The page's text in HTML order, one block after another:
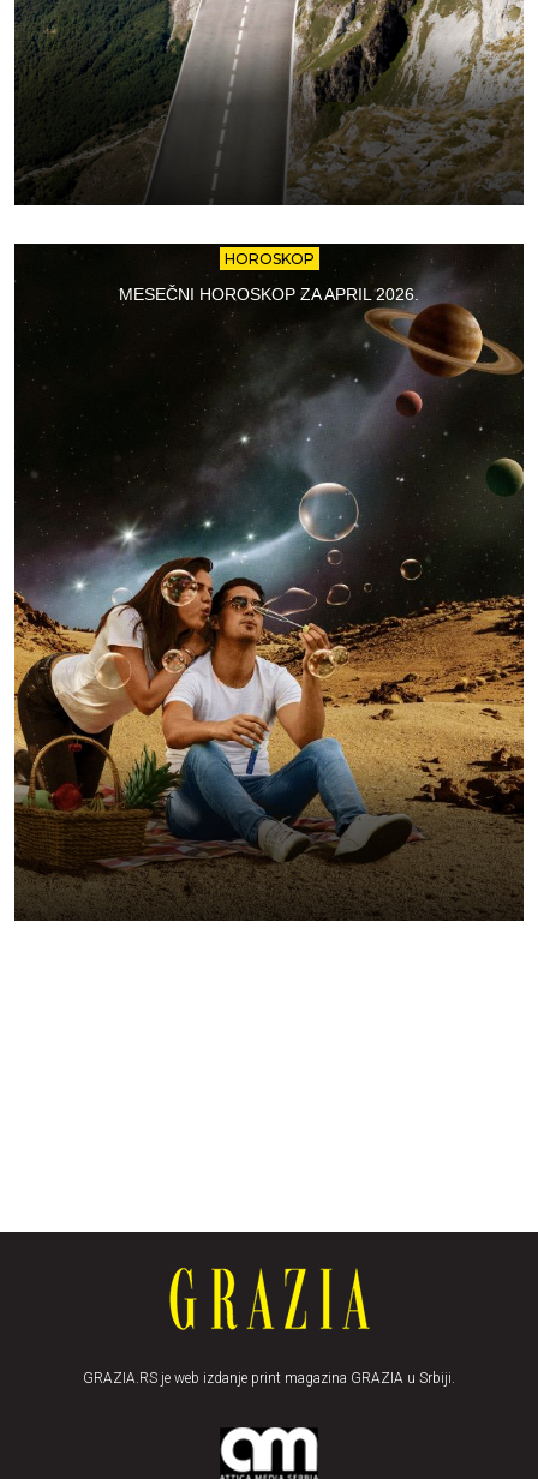
HOROSKOP
MESEČNI HOROSKOP ZA APRIL 2026.
GRAZIA.RS je web izdanje print magazina GRAZIA u Srbiji.